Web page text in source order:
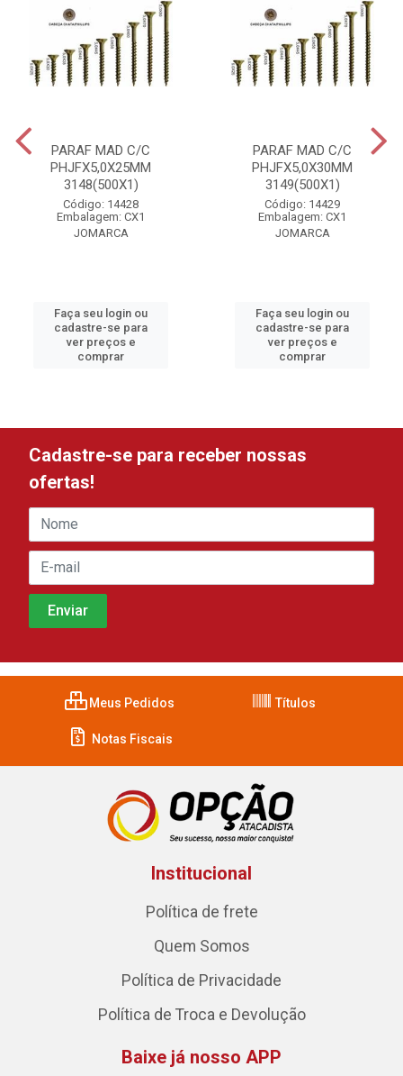
PARAF MAD C/C
PHJFX5,0X25MM
3148(500X1)
Código: 14428
Embalagem: CX1
JOMARCA
Faça seu login ou
cadastre-se para
ver preços e
comprar
PARAF MAD C/C
PHJFX5,0X30MM
3149(500X1)
Código: 14429
Embalagem: CX1
JOMARCA
Faça seu login ou
cadastre-se para
ver preços e
comprar
Cadastre-se para receber nossas
ofertas!
Meus Pedidos Títulos
Notas Fiscais
Institucional
Política de frete
Quem Somos
Política de Privacidade
Política de Troca e Devolução
Baixe já nosso APP